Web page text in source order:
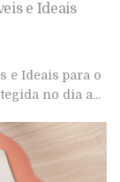
e Ideais
e Ideais para o
no dia a...